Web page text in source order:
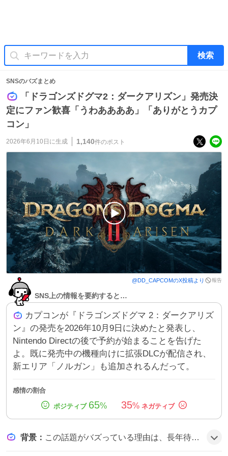
検索
SNSのバズまとめ
「ドラゴンズドグマ2：ダークアリズン」発売決
定にファン歓喜「うわああああ」「ありがとうカプ
コン」
2026年6月10日 に生成 1,140件のポスト
@DD_CAPCOMのX投稿より 報告
SNS上の情報を要約すると…
カプコンが『ドラゴンズドグマ 2：ダークアリズ
ン』の発売を2026年10月9日に決めたと発表し、
Nintendo Directの後で予約が始まることを告げた
よ。既に発売中の機種向けに拡張DLCが配信され、
新エリア「ノルガン」も追加されるんだって。
感情の割合
65% 35%
背景 ： この話題がバズっている理由は、長年待ち望まれていた『ドラゴンズドグマ』シリーズの続編が、人気の拡張DLC『ダークアリズン』の名前で再登場したことと、Nintendo Directでのサプライズ発表がファンの期待感を高めたためだと考えられる。